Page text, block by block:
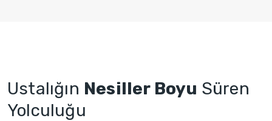
Ustalığın Nesiller Boyu Süren
Yolculuğu